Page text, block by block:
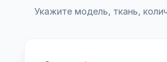
Укажите модель, ткань,